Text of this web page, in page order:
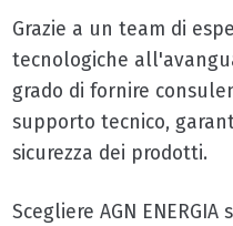
Grazie a un team di
tecnologiche
grado di fornire
supporto tecnico,
sicurezza dei prodotti.
Scegliere AGN